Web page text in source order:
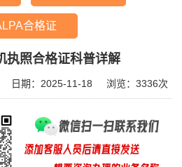
合格证
执照合格证科普详解
日期：2025-11-18 浏览： 3336次